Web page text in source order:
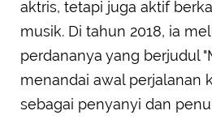
aktris, tetapi juga aktif
musik. Di tahun 2018, ia
perdananya yang berjudul
menandai awal perjalanan
sebagai penyanyi dan